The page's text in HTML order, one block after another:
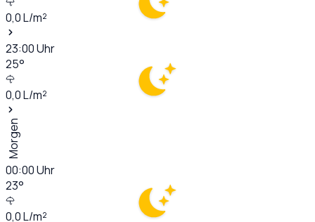
0,0L/m²
23:00Uhr
25°
0,0L/m²
Morgen
00:00Uhr
23°
0,0L/m²